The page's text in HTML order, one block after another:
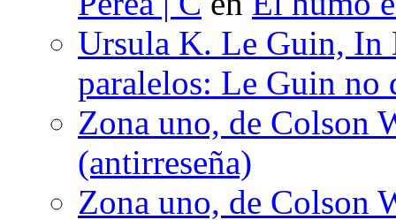
Ursula K. Le Guin, In
paralelos: Le Guin no
Zona uno, de Colson
(antirreseña)
Zona uno, de Colson